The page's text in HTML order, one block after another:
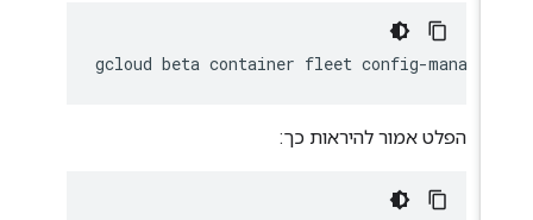
gcloud beta container fleet config-
הפלט אמור להיראות כך: